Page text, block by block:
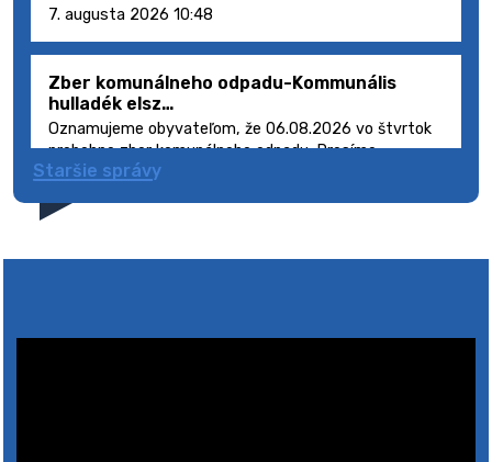
7. augusta 2026 10:48
Zber komunálneho odpadu-Kommunális
hulladék elsz…
Oznamujeme obyvateľom, že 06.08.2026 vo štvrtok
prebehne zber komunálneho odpadu. Prosíme
obyvateľov, aby smetné nádoby s odpadom vyložili
5. augusta 2026 08:41
Staršie správy